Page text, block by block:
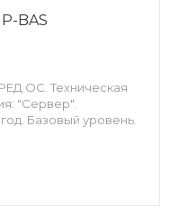
BAS
ОС. Техническая
"Сервер".
Базовый уровень.